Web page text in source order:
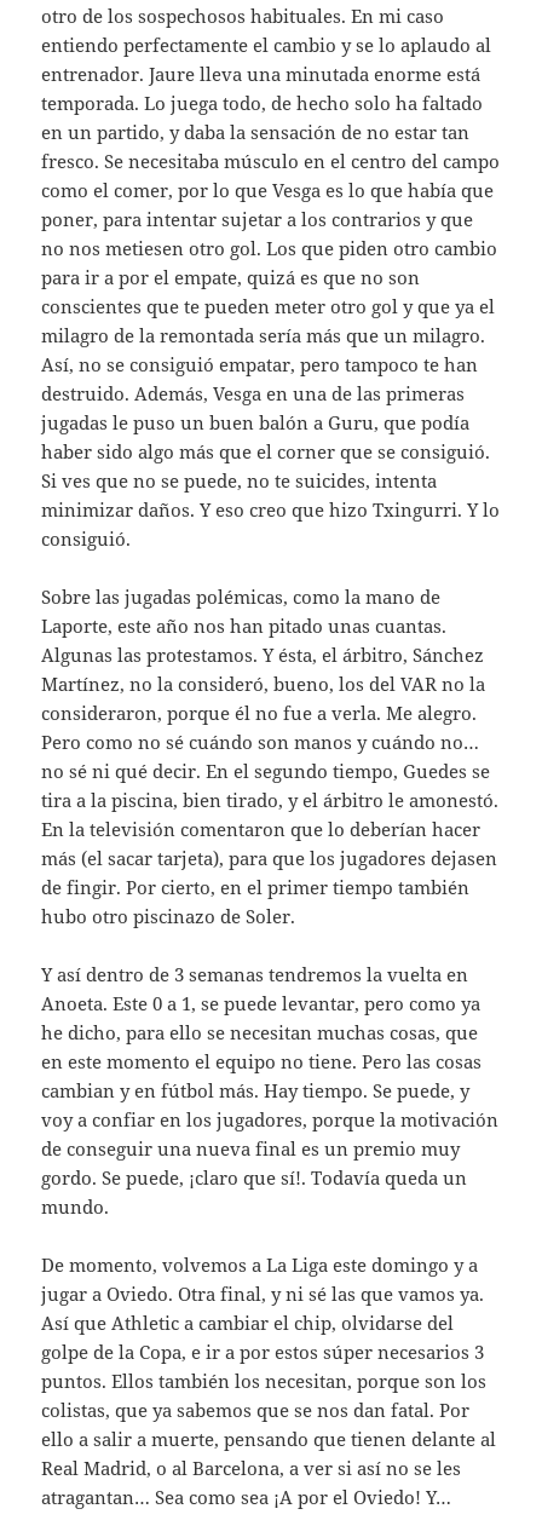
otro de los sospechosos habituales. En mi caso
entiendo perfectamente el cambio y se lo aplaudo al
entrenador. Jaure lleva una minutada enorme está
temporada. Lo juega todo, de hecho solo ha faltado
en un partido, y daba la sensación de no estar tan
fresco. Se necesitaba músculo en el centro del campo
como el comer, por lo que Vesga es lo que había que
poner, para intentar sujetar a los contrarios y que
no nos metiesen otro gol. Los que piden otro cambio
para ir a por el empate, quizá es que no son
conscientes que te pueden meter otro gol y que ya el
milagro de la remontada sería más que un milagro.
Así, no se consiguió empatar, pero tampoco te han
destruido. Además, Vesga en una de las primeras
jugadas le puso un buen balón a Guru, que podía
haber sido algo más que el corner que se consiguió.
Si ves que no se puede, no te suicides, intenta
minimizar daños. Y eso creo que hizo Txingurri. Y lo
consiguió.
Sobre las jugadas polémicas, como la mano de
Laporte, este año nos han pitado unas cuantas.
Algunas las protestamos. Y ésta, el árbitro, Sánchez
Martínez, no la consideró, bueno, los del VAR no la
consideraron, porque él no fue a verla. Me alegro.
Pero como no sé cuándo son manos y cuándo no…
no sé ni qué decir. En el segundo tiempo, Guedes se
tira a la piscina, bien tirado, y el árbitro le amonestó.
En la televisión comentaron que lo deberían hacer
más (el sacar tarjeta), para que los jugadores dejasen
de fingir. Por cierto, en el primer tiempo también
hubo otro piscinazo de Soler.
Y así dentro de 3 semanas tendremos la vuelta en
Anoeta. Este 0 a 1, se puede levantar, pero como ya
he dicho, para ello se necesitan muchas cosas, que
en este momento el equipo no tiene. Pero las cosas
cambian y en fútbol más. Hay tiempo. Se puede, y
voy a confiar en los jugadores, porque la motivación
de conseguir una nueva final es un premio muy
gordo. Se puede, ¡claro que sí!. Todavía queda un
mundo.
De momento, volvemos a La Liga este domingo y a
jugar a Oviedo. Otra final, y ni sé las que vamos ya.
Así que Athletic a cambiar el chip, olvidarse del
golpe de la Copa, e ir a por estos súper necesarios 3
puntos. Ellos también los necesitan, porque son los
colistas, que ya sabemos que se nos dan fatal. Por
ello a salir a muerte, pensando que tienen delante al
Real Madrid, o al Barcelona, a ver si así no se les
atragantan… Sea como sea ¡A por el Oviedo! Y…